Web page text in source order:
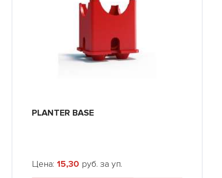
PLANTER BASE
Цена: 15,30 руб. за уп.